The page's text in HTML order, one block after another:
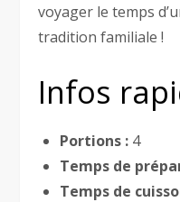
voyager le temps
tradition familiale !
Infos
Portions : 4
Temps de
Temps de